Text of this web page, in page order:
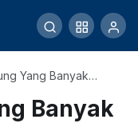
Yang Banyak
Banyak
Dicari